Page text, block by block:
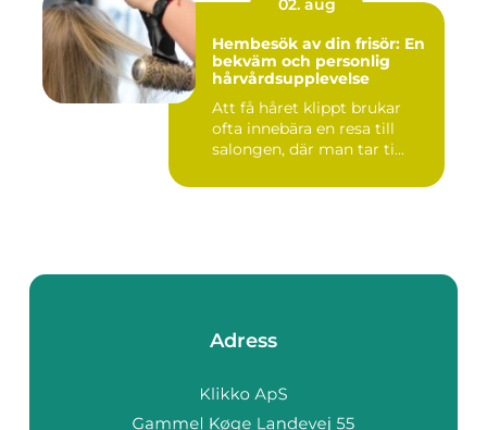
02. aug
Hembesök av din frisör: En
bekväm och personlig
hårvårdsupplevelse
Att få håret klippt brukar
ofta innebära en resa till
salongen, där man tar ti...
Adress